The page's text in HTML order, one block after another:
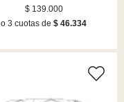
$ 139.000
o 3 cuotas de$ 46.334